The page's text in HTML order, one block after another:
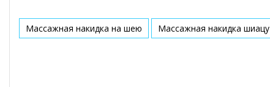
Массажная накидка на шею Массажная накидка шиацу